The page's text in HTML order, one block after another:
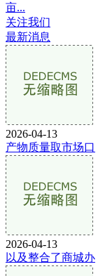
亩...
关注我们
最新消息
2026-04-13
产物质量取市场口
2026-04-13
以及整合了商城办